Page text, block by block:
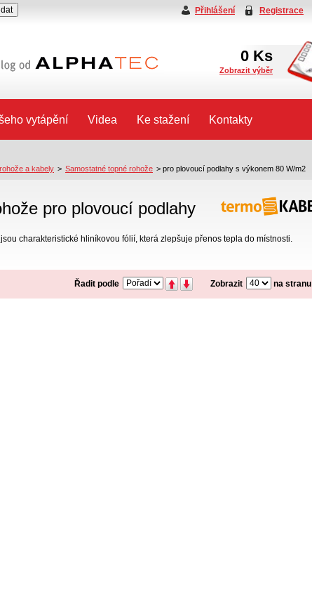
Přihlášení Registrace
0 Ks
Zobrazit výběr
vytápění Videa Ke stažení Kontakty
a kabely > Samostatné topné rohože > pro plovoucí podlahy s výkonem 80 W/m2
pro plovoucí podlahy
charakteristické hliníkovou fólií, která zlepšuje přenos tepla do místnosti.
Řadit podle Zobrazit na stranu